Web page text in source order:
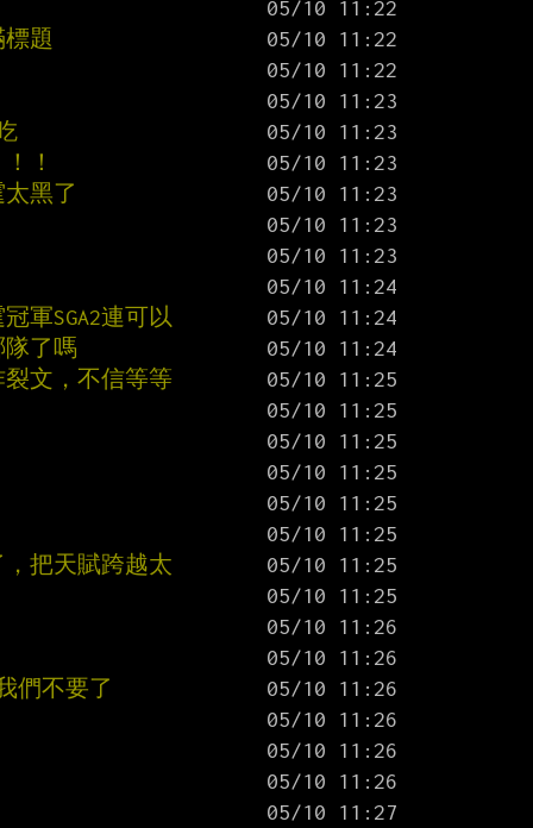
題
！
黑了
軍SGA2連可以
了嗎
文，不信等等
把天賦跨越太
們不要了